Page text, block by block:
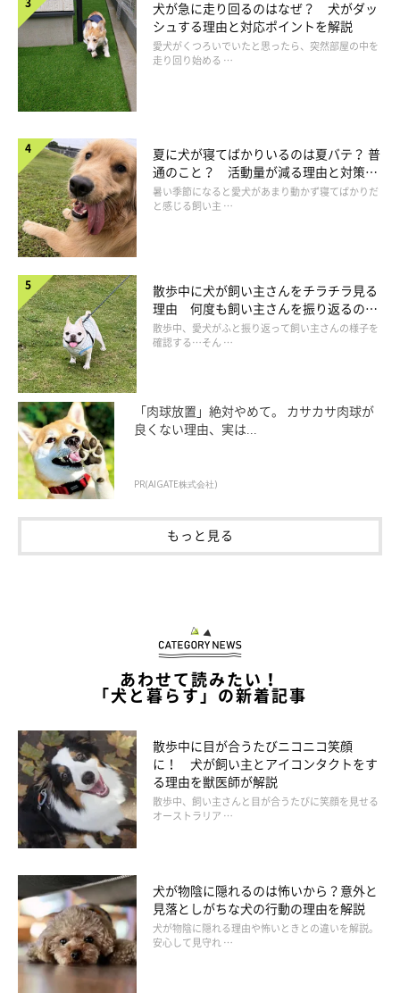
都心から約2時間半。豊かな緑が包み込む癒やしの空間
部屋の窓一面からも大自然の美しい景色を堪能できる
東京ドーム28個分の広大な敷地に本館と5棟のヴィラがあり、ヴ
ィラは全棟で犬と一緒の宿泊が可能。全室露天風呂付きでウッド
デッキや専用庭もあるので、ほかの部屋のことを気にせずプライ
ベート空間をひとり占め。お洒落で贅沢なグランピングを愛犬と
楽しめます。
おすすめポイント
全棟貸し切りのプライベートヴィラ
全室露天風呂付き（24時間利用可能）
犬が急に走り回るのはなぜ？ 犬がダッ
シュする理由と対応ポイントを解説
愛犬がくつろいでいたと思ったら、突然部屋の中を
走り回り始める …
夏に犬が寝てばかりいるのは夏バテ？ 普
通のこと？ 活動量が減る理由と対策と
は
暑い季節になると愛犬があまり動かず寝てばかりだ
と感じる飼い主 …
散歩中に犬が飼い主さんをチラチラ見る
理由 何度も飼い主さんを振り返るのは
なぜ？
散歩中、愛犬がふと振り返って飼い主さんの様子を
確認する…そん …
「肉球放置」絶対やめて。 カサカサ肉球が
良くない理由、実は...
PR(AIGATE株式会社)
もっと見る
あわせて読みたい！
「犬と暮らす」の新着記事
散歩中に目が合うたびニコニコ笑顔
に！ 犬が飼い主とアイコンタクトをす
る理由を獣医師が解説
散歩中、飼い主さんと目が合うたびに笑顔を見せる
オーストラリア …
犬が物陰に隠れるのは怖いから？意外と
見落としがちな犬の行動の理由を解説
犬が物陰に隠れる理由や怖いときとの違いを解説。
安心して見守れ …